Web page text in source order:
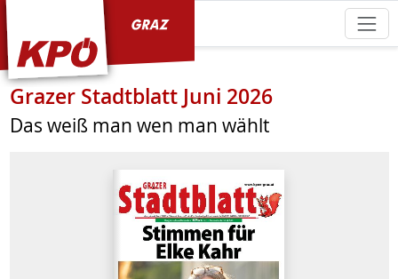
Grazer Stadtblatt Juni 2026
Das weiß man wen man wählt